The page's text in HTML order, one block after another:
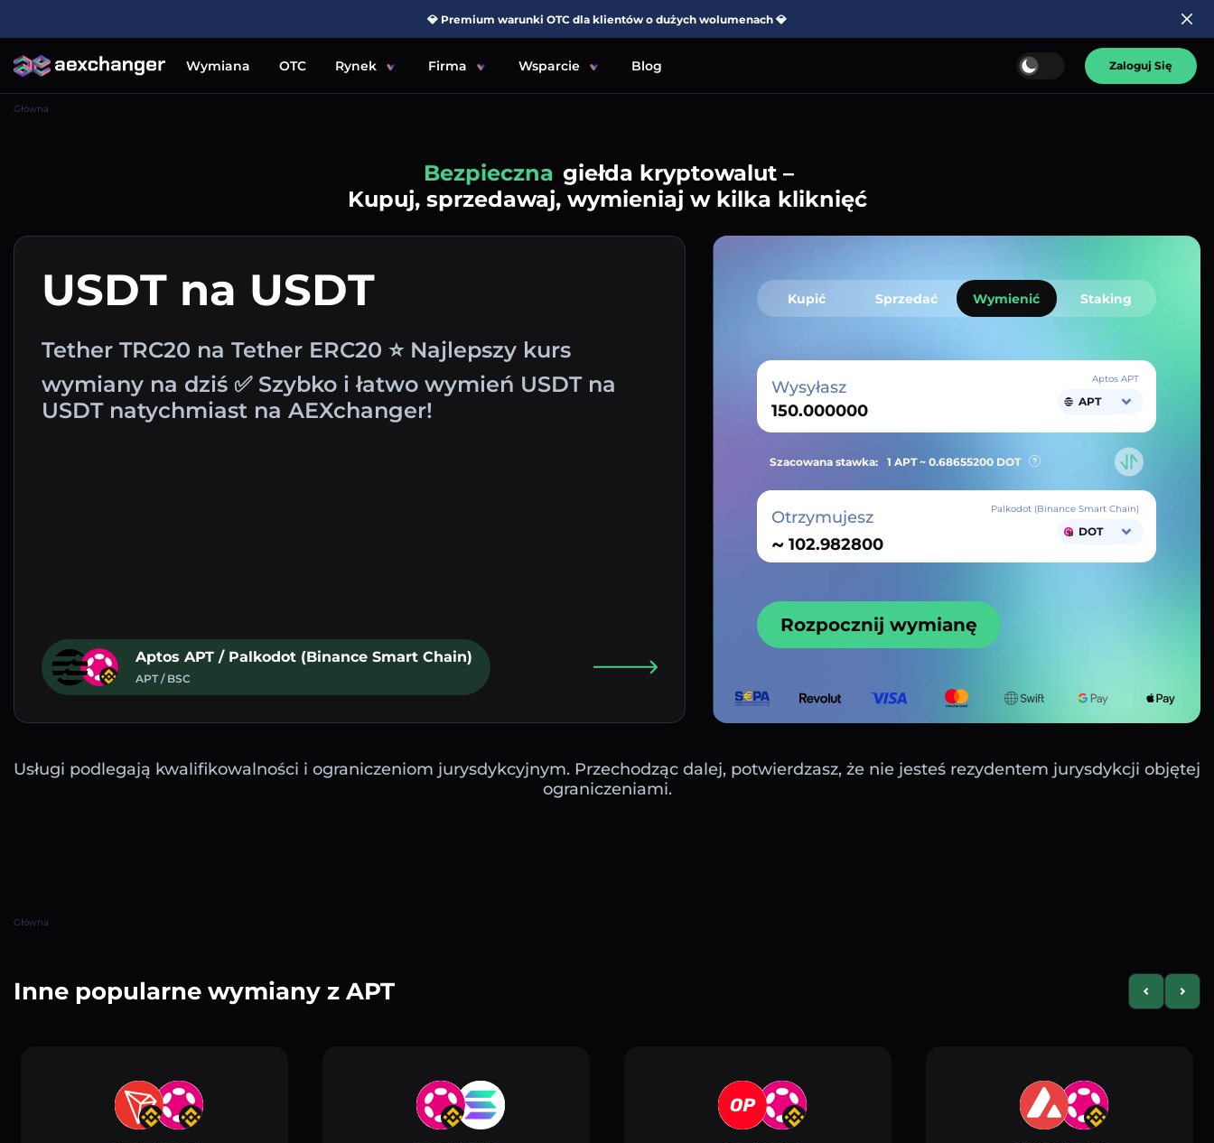
💎 Premium warunki OTC dla klientów o dużych wolumenach 💎
Wymiana OTC Rynek Firma Wsparcie Blog Zaloguj Się
Główna
Prosta
giełda kryptowalut –
Kupuj, sprzedawaj, wymieniaj w kilka kliknięć
USDT na USDT
Tether TRC20 na Tether ERC20 ⭐ Najlepszy kurs
wymiany na dziś ✅ Szybko i łatwo wymień USDT na
USDT natychmiast na AEXchanger!
Aptos APT / Palkodot (Binance Smart Chain)
APT / BSC
Kupić Sprzedać Wymienić Staking
Wysyłasz Aptos APT
APT
Szacowana stawka: 1 APT ~ 0.68655200 DOT
Otrzymujesz
~
Palkodot (Binance Smart Chain)
DOT
Rozpocznij wymianę
Usługi podlegają kwalifikowalności i ograniczeniom jurysdykcyjnym. Przechodząc dalej, potwierdzasz, że nie jesteś rezydentem jurysdykcji objętej
ograniczeniami.
Główna
Inne popularne wymiany z APT PreviousNext